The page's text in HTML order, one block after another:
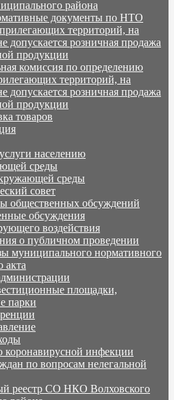
района
документы по НТО
территорий, на
допускается розничная продажа
продукции
комиссия по определению
территорий, на
допускается розничная продажа
продукции
товаров
населению
среды
среды
совет
общественных обсуждений
обсуждения
воздействия
о публичном проведении
муниципального нормативного
акта
площадки,
парки
инфекции
по вопросам нелегальной
реестр СО НКО Волховского